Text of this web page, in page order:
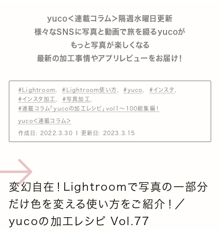
yuco＜連載コラム＞隔週水曜日更新
様々なSNSに写真と動画で旅を綴るyucoが
もっと写真が楽しくなる
最新の加工事情やアプリレビューをお届け！
#Lightroom #Lightroom使い方 #yuco
#インスタ
#インスタ加工
#写真加工
#連載コラム「yucoの加工レシピ」vol1～100総集編！
yuco＜連載コラム＞
作成日: 2022.3.30 更新日: 2023.3.15
変幻自在！Lightroomで写真の一部分
だけ色を変える使い方をご紹介！／
yucoの加工レシピ Vol.77